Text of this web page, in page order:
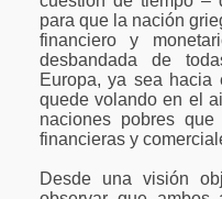
para que la nación
financiero y
desbandada de
Europa, ya sea hacia
quede volando en el
naciones pobres
financieras y
Desde una visión